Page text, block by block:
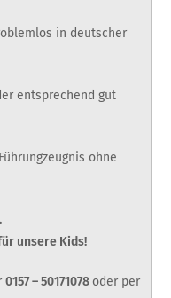
in deutscher
entsprechend gut
ohne
unsere Kids!
0157 – 50171078 oder per